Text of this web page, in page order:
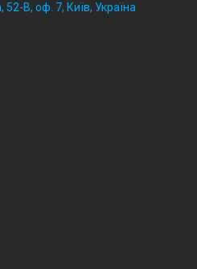
52-В, оф. 7, Київ, Україна